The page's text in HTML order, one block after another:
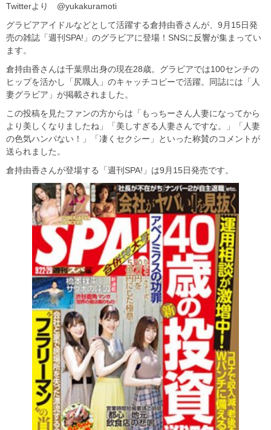
Twitterより @yukakuramoti
グラビアアイドルなどとして活躍する倉持由香さんが、9月15日発
売の雑誌「週刊SPA!」のグラビアに登場！SNSに反響が集まってい
ます。
倉持由香さんは千葉県出身の現在28歳。グラビアでは100センチの
ヒップを活かし「尻職人」のキャッチコピーで活躍。同誌には「人
妻グラビア」が掲載されました。
この投稿を見たファンの方からは「もっちーさん人妻になってから
より美しくなりましたね」「美しすぎる人妻さんですな。」「人妻
の色気ハンパない！」「凄くセクシー」といった称賛のコメントが
送られました。
倉持由香さんが登場する「週刊SPA!」は9月15日発売です。